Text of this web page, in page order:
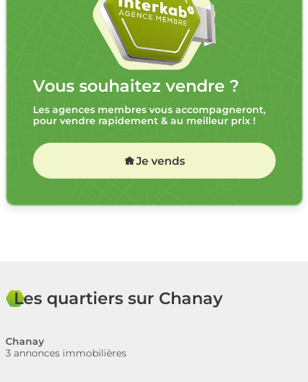
Vous souhaitez vendre ?
Les agences membres vous accompagneront,
pour vendre rapidement & au meilleur prix !
Je vends
Les quartiers sur Chanay
Chanay
3 annonces immobilières